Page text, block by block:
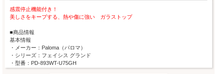
感震停止機能付き！
美しさをキープする、熱や傷に強い ガラストップ
■商品情報
基本情報
・メーカー：Paloma（パロマ）
・シリーズ：フェイシス グランド
・型番：PD-893WT-U75GH